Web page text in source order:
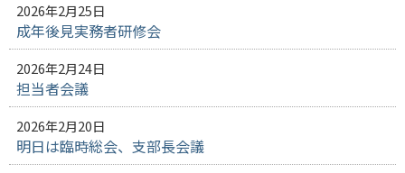
2026年2月25日
成年後見実務者研修会
2026年2月24日
担当者会議
2026年2月20日
明日は臨時総会、支部長会議